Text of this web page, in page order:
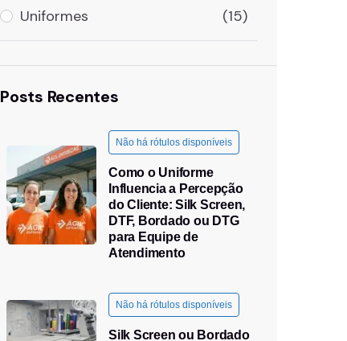
Uniformes (15)
Posts Recentes
Não há rótulos disponíveis
Como o Uniforme
Influencia a Percepção
do Cliente: Silk Screen,
DTF, Bordado ou DTG
para Equipe de
Atendimento
Não há rótulos disponíveis
Silk Screen ou Bordado